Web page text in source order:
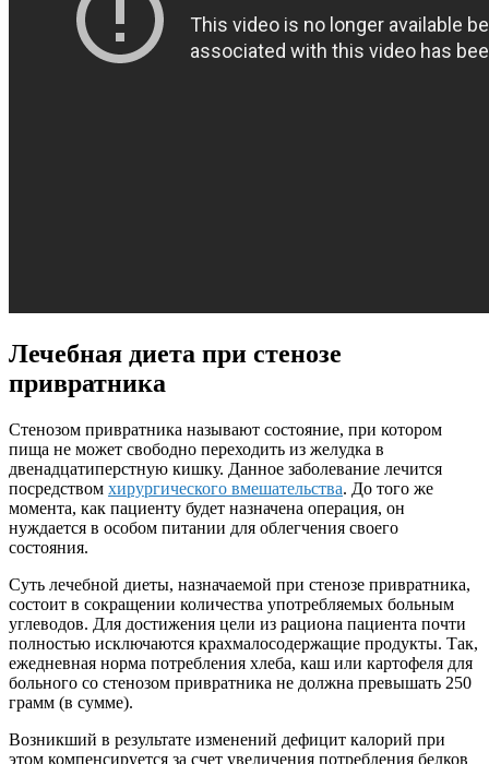
Лечебная диета при стенозе
привратника
Стенозом привратника называют состояние, при котором
пища не может свободно переходить из желудка в
двенадцатиперстную кишку. Данное заболевание лечится
посредством хирургического вмешательства. До того же
момента, как пациенту будет назначена операция, он
нуждается в особом питании для облегчения своего
состояния.
Суть лечебной диеты, назначаемой при стенозе привратника,
состоит в сокращении количества употребляемых больным
углеводов. Для достижения цели из рациона пациента почти
полностью исключаются крахмалосодержащие продукты. Так,
ежедневная норма потребления хлеба, каш или картофеля для
больного со стенозом привратника не должна превышать 250
грамм (в сумме).
Возникший в результате изменений дефицит калорий при
этом компенсируется за счет увеличения потребления белков